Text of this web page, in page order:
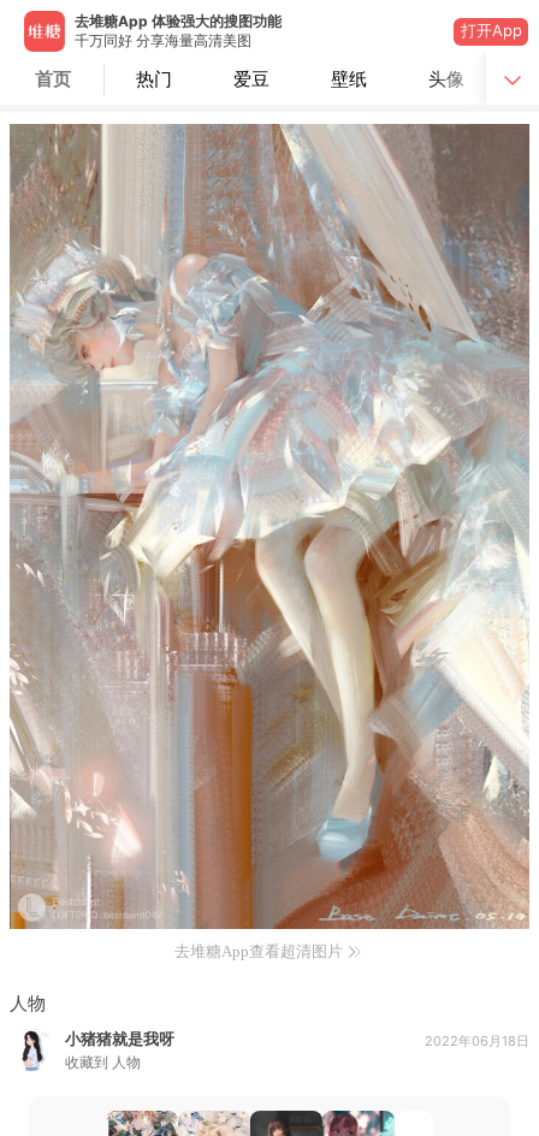
去堆糖App 体验强大的搜图功能
千万同好 分享海量高清美图
打开App
首页 热门 爱豆 壁纸 头像
去堆糖App查看超清图片
人物
小猪猪就是我呀
收藏到 人物
2022年06月18日